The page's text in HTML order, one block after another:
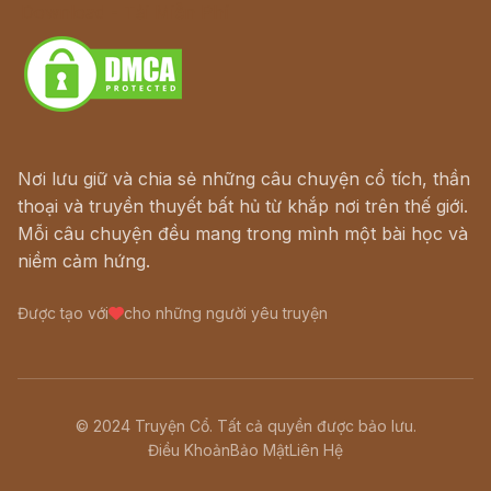
Nơi lưu giữ và chia sẻ những câu chuyện cổ tích, thần
thoại và truyền thuyết bất hủ từ khắp nơi trên thế giới.
Mỗi câu chuyện đều mang trong mình một bài học và
niềm cảm hứng.
Được tạo với cho những người yêu truyện
© 2024 Truyện Cổ. Tất cả quyền được bảo lưu.
Điều KhoảnBảo MậtLiên Hệ